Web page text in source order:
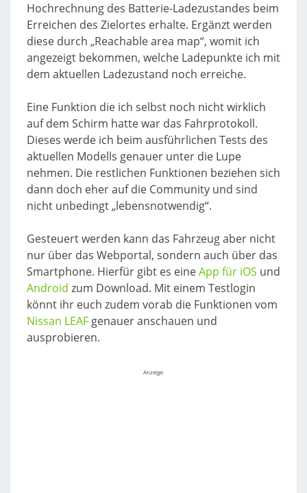
Hochrechnung des Batterie-Ladezustandes beim
Erreichen des Zielortes erhalte. Ergänzt werden
diese durch „Reachable area map“, womit ich
angezeigt bekommen, welche Ladepunkte ich mit
dem aktuellen Ladezustand noch erreiche.
Eine Funktion die ich selbst noch nicht wirklich
auf dem Schirm hatte war das Fahrprotokoll.
Dieses werde ich beim ausführlichen Tests des
aktuellen Modells genauer unter die Lupe
nehmen. Die restlichen Funktionen beziehen sich
dann doch eher auf die Community und sind
nicht unbedingt „lebensnotwendig“.
Gesteuert werden kann das Fahrzeug aber nicht
nur über das Webportal, sondern auch über das
Smartphone. Hierfür gibt es eineApp für iOS und
Android zum Download. Mit einem Testlogin
könnt ihr euch zudem vorab die Funktionen vom
Nissan LEAF genauer anschauen und
ausprobieren.
Anzeige: